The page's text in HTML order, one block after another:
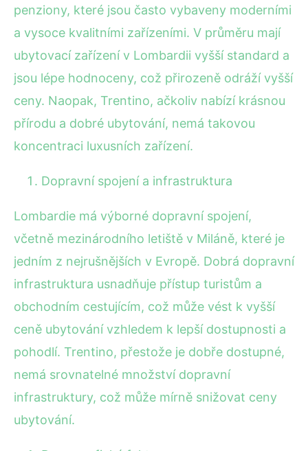
penziony, které jsou často vybaveny moderními
a vysoce kvalitními zařízeními. V průměru mají
ubytovací zařízení v Lombardii vyšší standard a
jsou lépe hodnoceny, což přirozeně odráží vyšší
ceny. Naopak, Trentino, ačkoliv nabízí krásnou
přírodu a dobré ubytování, nemá takovou
koncentraci luxusních zařízení.
Dopravní spojení a infrastruktura
Lombardie má výborné dopravní spojení,
včetně mezinárodního letiště v Miláně, které je
jedním z nejrušnějších v Evropě. Dobrá dopravní
infrastruktura usnadňuje přístup turistům a
obchodním cestujícím, což může vést k vyšší
ceně ubytování vzhledem k lepší dostupnosti a
pohodlí. Trentino, přestože je dobře dostupné,
nemá srovnatelné množství dopravní
infrastruktury, což může mírně snižovat ceny
ubytování.